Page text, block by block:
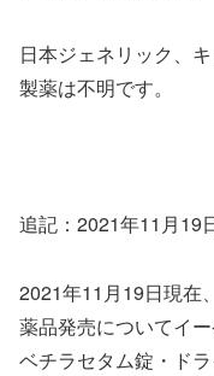
日本ジェネリック、
製薬は不明です。
追記：2021年11月19
2021年11月19日現在
薬品発売についてイ
ベチラセタム錠・ド